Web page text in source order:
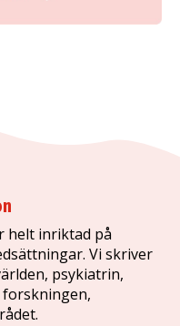
helt inriktad på
Vi skriver
psykiatrin,